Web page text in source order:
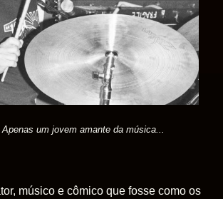
um jovem amante da música...
músico e cômico que fosse como os